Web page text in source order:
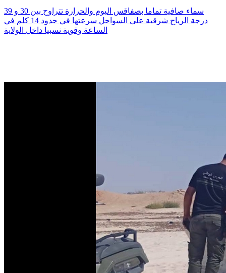
سماء صافية تماما بصفاقس اليوم والحرارة تتراوح بين 30 و 39
درجة الرياح شرقية على السواحل سرعتها في حدود 14 كلم في
الساعة وقوية نسبيا داخل الولاية